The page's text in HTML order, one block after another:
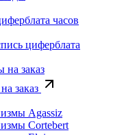
часов
циферблата
на заказ
заказ
Agassiz
Cortebert